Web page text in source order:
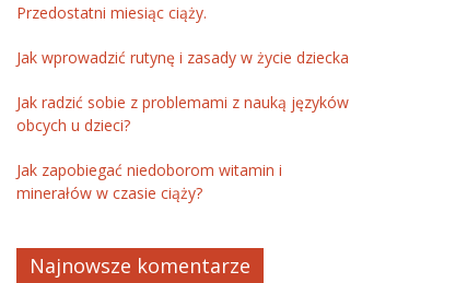
Przedostatni miesiąc ciąży.
Jak wprowadzić rutynę i zasady w życie dziecka
Jak radzić sobie z problemami z nauką języków
obcych u dzieci?
Jak zapobiegać niedoborom witamin i
minerałów w czasie ciąży?
Najnowsze komentarze